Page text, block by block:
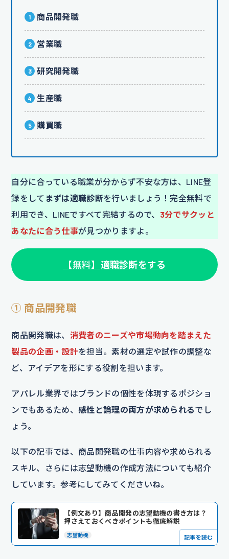
商品開発職
営業職
研究開発職
生産職
購買職
自分に合っている職業が分からず不安な方は、LINE登
録をして まずは適職診断を行いましょう！完全無料で
利用でき、LINEですべて完結するので、 3分でサクッと
あなたに合う仕事が見つかりますよ。
【無料】 適職診断をする
① 商品開発職
商品開発職は、 消費者のニーズや市場動向を踏まえた
製品の企画・設計を担当。素材の選定や試作の調整な
ど、アイデアを形にする役割を担います。
アパレル業界ではブランドの個性を体現するポジショ
ンでもあるため、 感性と論理の両方が求められるでし
ょう。
以下の記事では、商品開発職の仕事内容や求められる
スキル、さらには志望動機の作成方法についても紹介
しています。参考にしてみてくださいね。
【例文あり】商品開発の志望動機の書き方は？
押さえておくべきポイントも徹底解説
志望動機 記事を読む